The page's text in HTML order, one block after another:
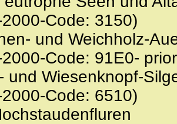
Code: 3150)
und Weichholz-
Code: 91E0-
und Wiesenknopf-
Code: 6510)